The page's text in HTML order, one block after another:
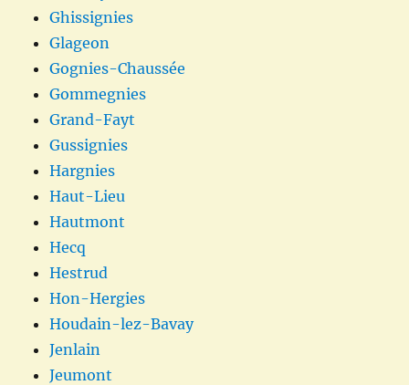
Ghissignies
Glageon
Gognies-Chaussée
Gommegnies
Grand-Fayt
Gussignies
Hargnies
Haut-Lieu
Hautmont
Hecq
Hestrud
Hon-Hergies
Houdain-lez-Bavay
Jenlain
Jeumont